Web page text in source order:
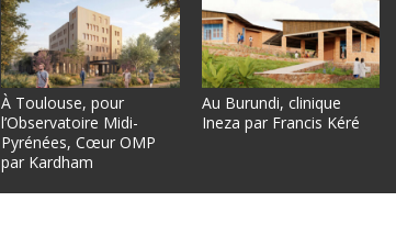
À Toulouse, pour
l’Observatoire Midi-
Pyrénées, Cœur OMP
par Kardham
Au Burundi, clinique
Ineza par Francis Kéré